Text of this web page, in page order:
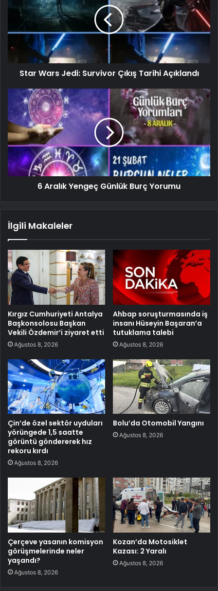
Star Wars Jedi: Survivor Çıkış Tarihi Açıklandı
6 Aralık Yengeç Günlük Burç Yorumu
İlgili Makaleler
Kırgız Cumhuriyeti Antalya
Başkonsolosu Başkan
Vekili Özdemir’i ziyaret etti
Ağustos 8, 2026
Ahbap soruşturmasında iş
insanı Hüseyin Başaran’a
tutuklama talebi
Ağustos 8, 2026
Çin’de özel sektör uyduları
yörüngede 1,5 saatte
görüntü göndererek hız
rekoru kırdı
Ağustos 8, 2026
Bolu’da Otomobil Yangını
Ağustos 8, 2026
Çerçeve yasanın komisyon
görüşmelerinde neler
yaşandı?
Ağustos 8, 2026
Kozan’da Motosiklet
Kazası: 2 Yaralı
Ağustos 8, 2026